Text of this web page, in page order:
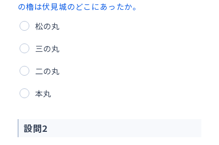
の櫓は伏見城のどこにあったか。
松の丸
三の丸
二の丸
本丸
設問2